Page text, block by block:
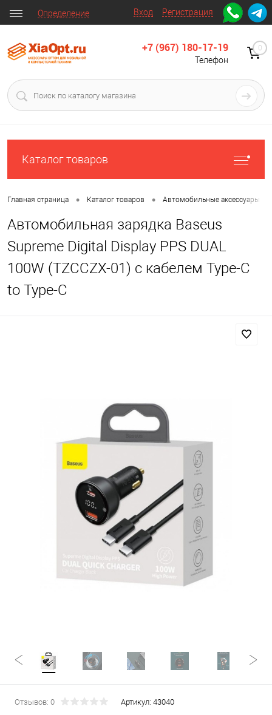
Вход Регистрация
Определение
+7 (967) 180-17-19
Телефон
0
Каталог товаров
Главная страница • Каталог товаров • Автомобильные аксессуары
Автомобильная зарядка Baseus
Supreme Digital Display PPS DUAL
100W (TZCCZX-01) c кабелем Type-C
to Type-C
Отзывов: 0 Артикул: 43040